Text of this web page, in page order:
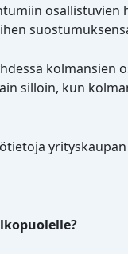
silloin, kun